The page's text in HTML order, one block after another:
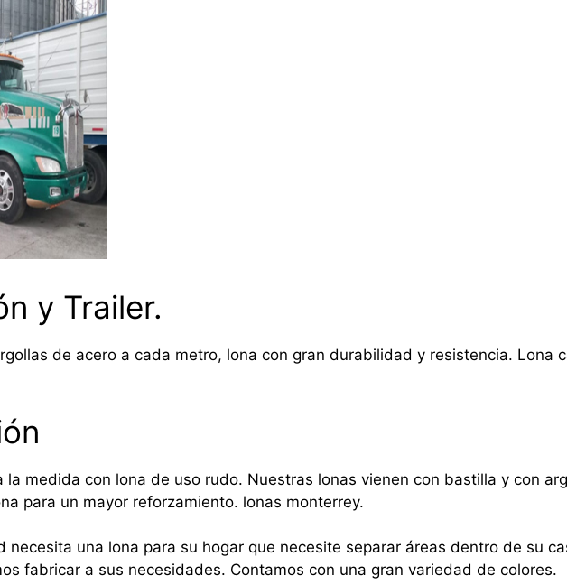
y Trailer.
de acero a cada metro, lona con gran durabilidad y resistencia. Lona
la medida con lona de uso rudo. Nuestras lonas vienen con bastilla y con
para un mayor reforzamiento. lonas monterrey.
necesita una lona para su hogar que necesite separar áreas dentro de su
fabricar a sus necesidades. Contamos con una gran variedad de colores.